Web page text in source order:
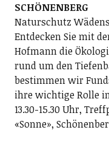
SCHÖNENBERG
Naturschutz
Entdecken Sie mit
Hofmann die
rund um den
bestimmen wir
ihre wichtige Rolle
13.30-15.30 Uhr,
«Sonne»,